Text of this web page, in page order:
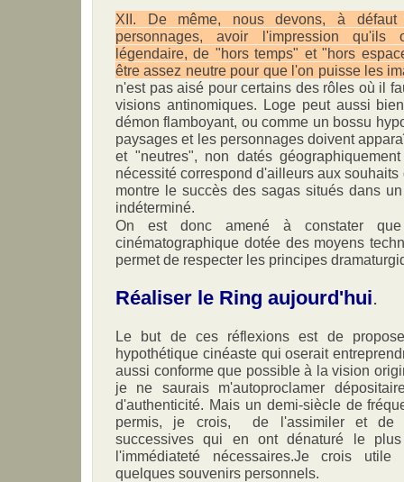
XII. De même, nous devons, à
personnages, avoir l'impression
légendaire, de "hors temps" et "hors
être assez neutre pour que l'on puisse les
n'est pas aisé pour certains des rôles où il
visions antinomiques. Loge peut aussi
démon flamboyant, ou comme un bossu
paysages et les personnages doivent
et "neutres", non datés
nécessité correspond d'ailleurs aux
montre le succès des sagas situés dans
indéterminé.
On est donc amené à constater
cinématographique dotée des moyens
permet de respecter les principes
Réaliser le Ring aujourd'hui.
Le but de ces réflexions est de
hypothétique cinéaste qui oserait
aussi conforme que possible à la vision
je ne saurais m'autoproclamer
d'authenticité. Mais un demi-siècle de
permis, je crois, de l'assimiler et de
successives qui en ont dénaturé le
l'immédiateté nécessaires.Je crois
quelques souvenirs personnels.